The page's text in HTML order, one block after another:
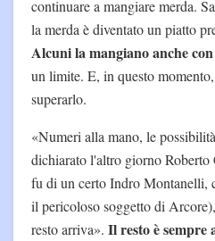
continuare a mangiare merda.
la merda è diventato un piatto
Alcuni la mangiano anche
un limite. E, in questo
superarlo.
«Numeri alla mano, le
dichiarato l'altro giorno Roberto
fu di un certo Indro Montanelli,
il pericoloso soggetto di
resto arriva». Il resto è sempre